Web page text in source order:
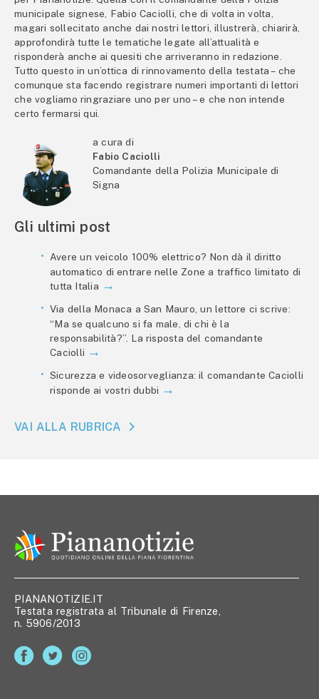
municipale signese, Fabio Caciolli, che di volta in volta,
magari sollecitato anche dai nostri lettori, illustrerà, chiarirà,
approfondirà tutte le tematiche legate all’attualità e
risponderà anche ai quesiti che arriveranno in redazione.
Tutto questo in un’ottica di rinnovamento della testata – che
comunque sta facendo registrare numeri importanti di lettori
che vogliamo ringraziare uno per uno – e che non intende
certo fermarsi qui.
a cura di
Fabio Caciolli
Comandante della Polizia Municipale di
Signa
Gli ultimi post
Avere un veicolo 100% elettrico? Non dà il diritto
automatico di entrare nelle Zone a traffico limitato di
tutta Italia
Via della Monaca a San Mauro, un lettore ci scrive:
“Ma se qualcuno si fa male, di chi è la
responsabilità?”. La risposta del comandante
Caciolli
Sicurezza e videosorveglianza: il comandante Caciolli
risponde ai vostri dubbi
VAI ALLA RUBRICA
PIANANOTIZIE.IT
Testata registrata al Tribunale di Firenze,
n. 5906/2013